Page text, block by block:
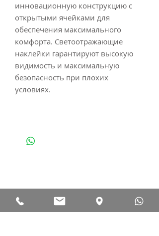
инновационную конструкцию с
открытыми ячейками для
обеспечения максимального
комфорта. Светоотражающие
наклейки гарантируют высокую
видимость и максимальную
безопасность при плохих
условиях.